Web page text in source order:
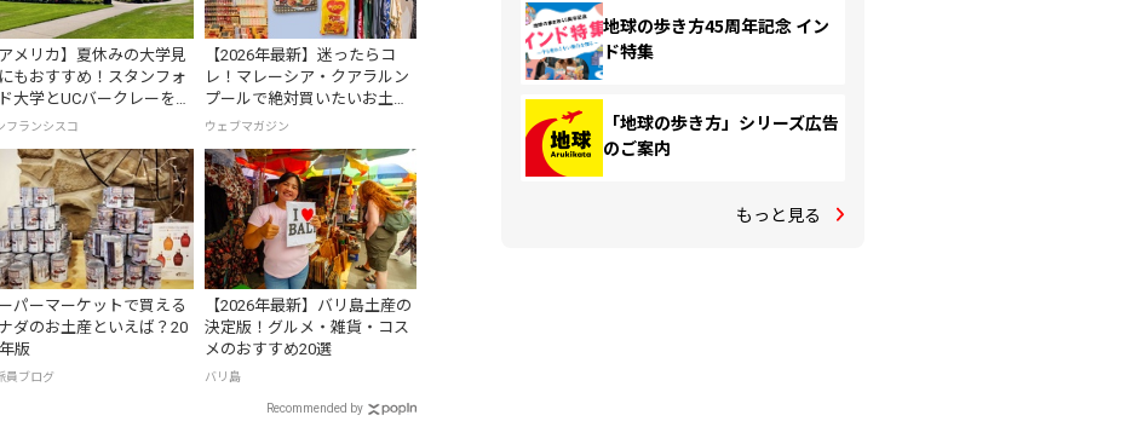
アメリカ】夏休みの大学見
もおすすめ！スタンフォ
大学とUCバークレーを1
巡る
フランシスコ
【2026年最新】迷ったらコ
レ！マレーシア・クアラルン
プールで絶対買いたいお土産
15選
ウェブマガジン
パーマーケットで買える
ダのお土産といえば？20
版
員ブログ
【2026年最新】バリ島土産の
決定版！グルメ・雑貨・コス
メのおすすめ20選
バリ島
Recommended by
地球の歩き方45周年記念 イン
ド特集
「地球の歩き方」シリーズ広告
のご案内
もっと見る